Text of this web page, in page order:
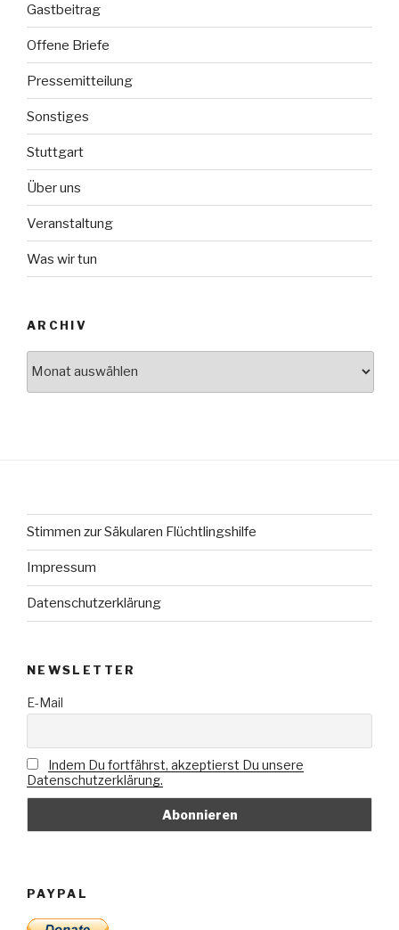
Gastbeitrag
Offene Briefe
Pressemitteilung
Sonstiges
Stuttgart
Über uns
Veranstaltung
Was wir tun
ARCHIV
Stimmen zur Säkularen Flüchtlingshilfe
Impressum
Datenschutzerklärung
NEWSLETTER
E-Mail
Indem Du fortfährst, akzeptierst Du unsere
Datenschutzerklärung.
PAYPAL